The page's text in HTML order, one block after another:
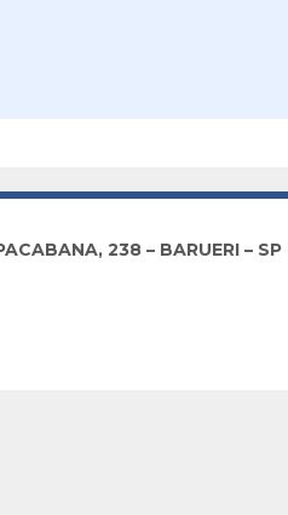
238 – BARUERI –